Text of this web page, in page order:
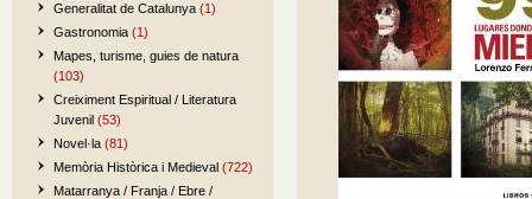
Generalitat de Catalunya (1)
Gastronomia (1)
Mapes, turisme, guies de natura
(103)
Creiximent Espiritual / Literatura
Juvenil (53)
Novel·la (81)
Memòria Històrica i Medieval (722)
Matarranya / Franja / Ebre /